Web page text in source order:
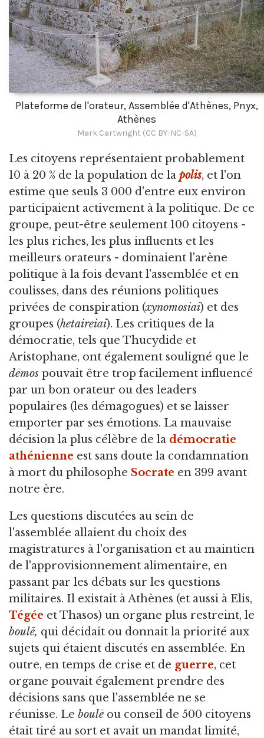
Plateforme de l'orateur, Assemblée d'Athènes, Pnyx,
Athènes
Mark Cartwright (CC BY-NC-SA)
Les citoyens représentaient probablement
10 à 20 % de la population de la polis, et l'on
estime que seuls 3 000 d'entre eux environ
participaient activement à la politique. De ce
groupe, peut-être seulement 100 citoyens -
les plus riches, les plus influents et les
meilleurs orateurs - dominaient l'arène
politique à la fois devant l'assemblée et en
coulisses, dans des réunions politiques
privées de conspiration (xynomosiai) et des
groupes (hetaireiai). Les critiques de la
démocratie, tels que Thucydide et
Aristophane, ont également souligné que le
dēmos pouvait être trop facilement influencé
par un bon orateur ou des leaders
populaires (les démagogues) et se laisser
emporter par ses émotions. La mauvaise
décision la plus célèbre de la démocratie
athénienne est sans doute la condamnation
à mort du philosophe Socrate en 399 avant
notre ère.
Les questions discutées au sein de
l'assemblée allaient du choix des
magistratures à l'organisation et au maintien
de l'approvisionnement alimentaire, en
passant par les débats sur les questions
militaires. Il existait à Athènes (et aussi à Elis,
Tégée et Thasos) un organe plus restreint, le
boulē, qui décidait ou donnait la priorité aux
sujets qui étaient discutés en assemblée. En
outre, en temps de crise et de guerre, cet
organe pouvait également prendre des
décisions sans que l'assemblée ne se
réunisse. Le boulē ou conseil de 500 citoyens
était tiré au sort et avait un mandat limité,